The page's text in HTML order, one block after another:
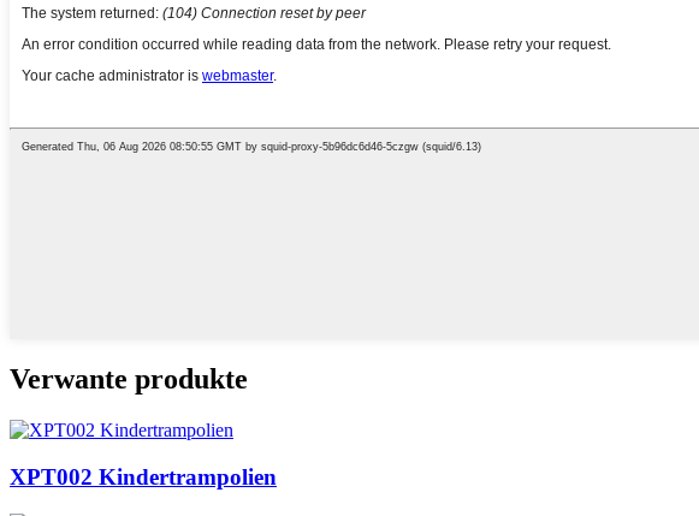
Verwante produkte
XPT002 Kindertrampolien